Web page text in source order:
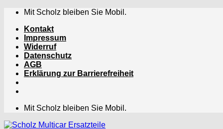
Zum
springen
Mit Scholz bleiben Sie Mobil.
Kontakt
Impressum
Widerruf
Datenschutz
AGB
Erklärung zur Barrierefreiheit
Mit Scholz bleiben Sie Mobil.